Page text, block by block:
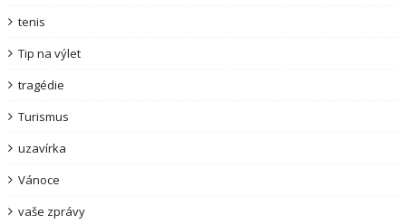
tenis
Tip na výlet
tragédie
Turismus
uzavírka
Vánoce
vaše zprávy